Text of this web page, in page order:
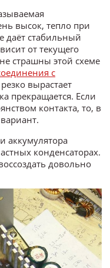
высок, тепло при
даёт стабильный
от текущего
страшны этой схеме
с
вырастает
прекращается. Если
контакта, то, в
аккумулятора
конденсаторах.
довольно